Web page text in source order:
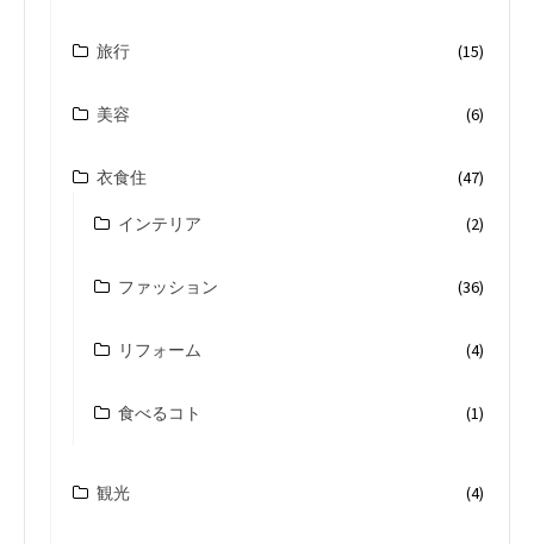
旅行 (15)
美容 (6)
衣食住 (47)
インテリア (2)
ファッション (36)
リフォーム (4)
食べるコト (1)
観光 (4)